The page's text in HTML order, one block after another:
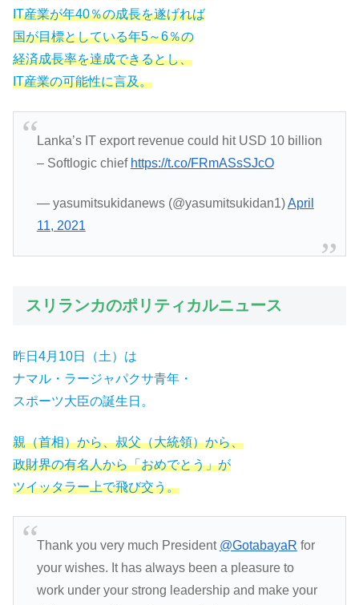
IT産業が年40％の成長を遂げれば
国が目標としている年5～6％の
経済成長率を達成できるとし、
IT産業の可能性に言及。
Lanka’s IT export revenue could hit USD 10 billion
– Softlogic chief https://t.co/FRmASsSJcO
— yasumitsukidanews (@yasumitsukidan1)April
11, 2021
スリランカのポリティカルニュース
昨日4月10日（土）は
ナマル・ラージャパクサ青年・
スポーツ大臣の誕生日。
親（首相）から、叔父（大統領）から、
政財界の有名人から「おめでとう」が
ツイッタラー上で飛び交う。
Thank you very much President @GotabayaR for
your wishes. It has always been a pleasure to
work under your strong leadership and make your